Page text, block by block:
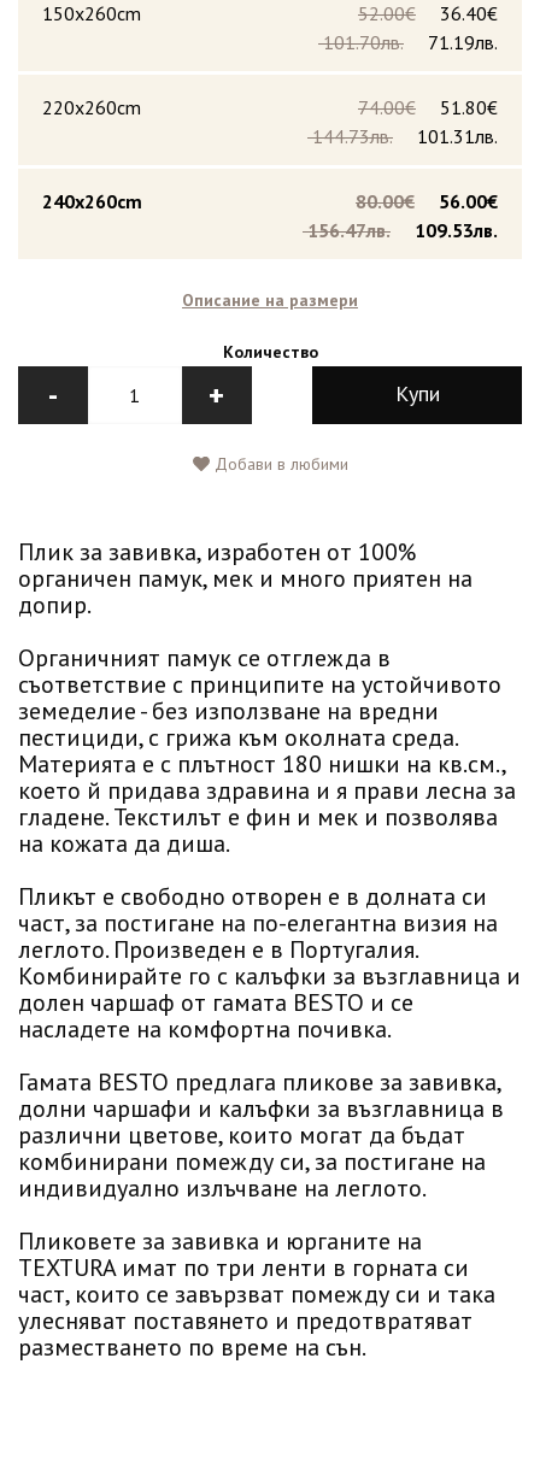
150x260cm 36.40€
52.00€
71.19лв.
101.70лв.
220x260cm 51.80€
74.00€
101.31лв.
144.73лв.
240x260cm 56.00€
80.00€
109.53лв.
156.47лв.
Описание на размери
Количество
- + Купи
Добави в любими
Плик за завивка, изработен от 100%
органичен памук, мек и много приятен на
допир.
Органичният памук се отглежда в
съответствие с принципите на устойчивото
земеделие - без използване на вредни
пестициди, с грижа към околната среда.
Материята е с плътност 180 нишки на кв.см.,
което й придава здравина и я прави лесна за
гладене. Текстилът е фин и мек и позволява
на кожата да диша.
Пликът е свободно отворен е в долната си
част, за постигане на по-елегантна визия на
леглото. Произведен е в Португалия.
Комбинирайте го с калъфки за възглавница и
долен чаршаф от гамата BESTO и се
насладете на комфортна почивка.
Гамата BESTO предлага пликове за завивка,
долни чаршафи и калъфки за възглавница в
различни цветове, които могат да бъдат
комбинирани помежду си, за постигане на
индивидуално излъчване на леглото.
Пликовете за завивка и юрганите на
TEXTURA имат по три ленти в горната си
част, които се завързват помежду си и така
улесняват поставянето и предотвратяват
разместването по време на сън.